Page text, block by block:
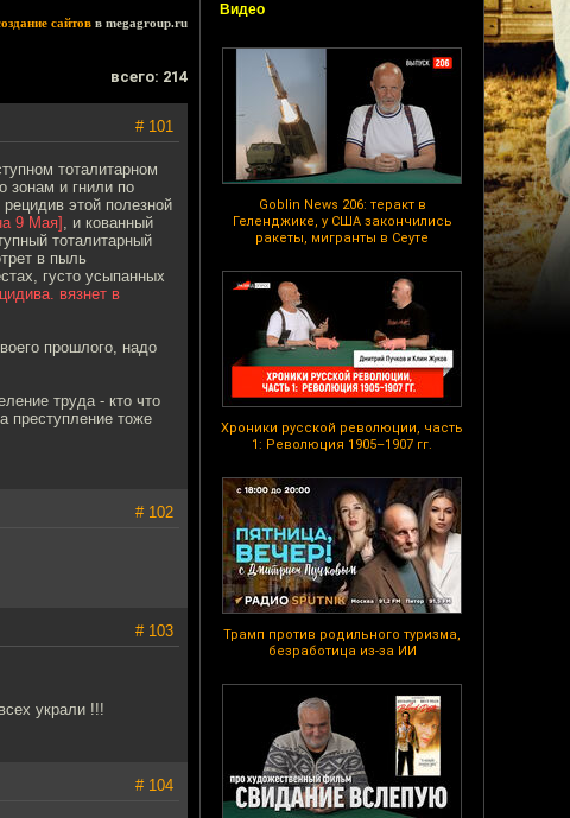
Видео
Goblin News 206: теракт в
Геленджике, у США закончились
ракеты, мигранты в Сеуте
Хроники русской революции, часть
1: Революция 1905–1907 гг.
Трамп против родильного туризма,
безработица из-за ИИ
сайтов в megagroup.ru
всего: 214
# 101
тоталитарном
зонам и гнили по
этой полезной
9 Мая] , и кованный
тоталитарный
в пыль
густо усыпанных
вязнет в
прошлого, надо
труда - кто что
преступление тоже
# 102
# 103
украли !!!
# 104